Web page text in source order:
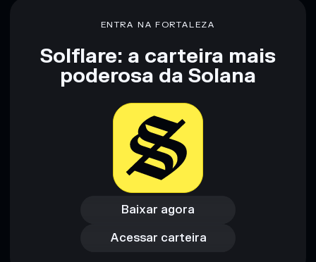
ENTRA NA FORTALEZA
Solflare: a carteira mais
poderosa da Solana
Baixar agora
Baixar agora
Acessar carteira
Acessar carteira